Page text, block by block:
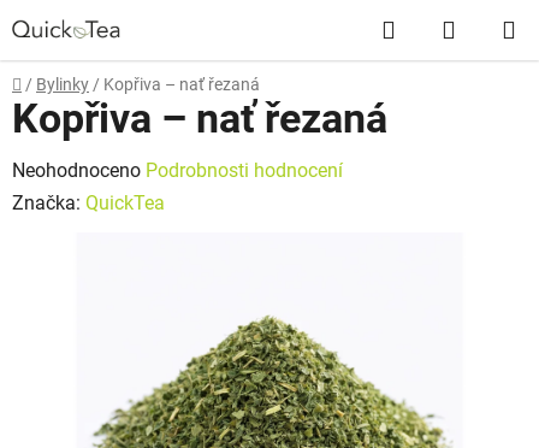
na
obsah
Hledat
KOŠÍK
Domů
/ Bylinky / Kopřiva –⁠⁠⁠⁠⁠ nať řezaná
Kopřiva –⁠⁠⁠⁠⁠ nať řezaná
Průměrné
hodnocení
Neohodnoceno Podrobnosti hodnocení
Značka: QuickTea